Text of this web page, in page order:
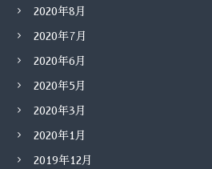
2020年8月
2020年7月
2020年6月
2020年5月
2020年3月
2020年1月
2019年12月